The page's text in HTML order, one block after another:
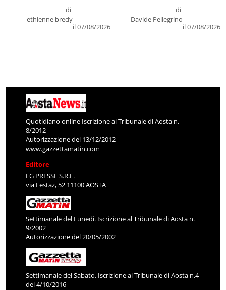
di
ethienne bredy
il 07/08/2026
di
Davide Pellegrino
il 07/08/2026
Quotidiano online Iscrizione al Tribunale di Aosta n.
8/2012
Autorizzazione del 13/12/2012
www.gazzettamatin.com
Editore
LG PRESSE S.R.L.
via Festaz, 52 11100 AOSTA
Settimanale del Lunedì. Iscrizione al Tribunale di Aosta n.
9/2002
Autorizzazione del 20/05/2002
Settimanale del Sabato. Iscrizione al Tribunale di Aosta n.4
del 4/10/2016